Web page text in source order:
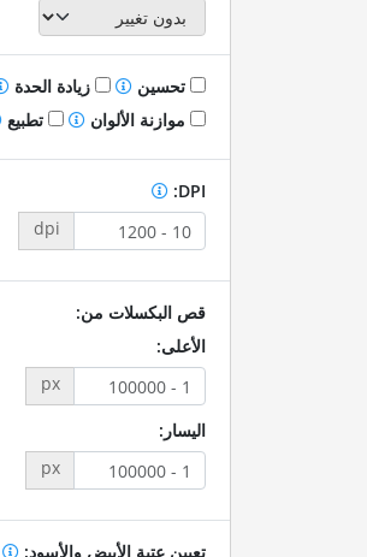
تحسين زيادة الحدة
موازنة الألوان
تطبيع
DPI:
dpi
قص البكسلات من:
الأعلى:
px
اليسار:
px
تعيين عتبة الأبيض والأسود: